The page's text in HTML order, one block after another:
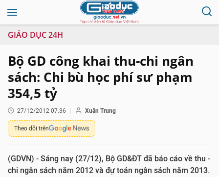
GIÁO DỤC 24H
Bộ GD công khai thu-chi ngân
sách: Chi bù học phí sư phạm
354,5 tỷ
27/12/2012 07:36 Xuân Trung
Theo dõi trên
(GDVN) - Sáng nay (27/12), Bộ GD&ĐT đã báo cáo về thu -
chi ngân sách năm 2012 và đự toán ngân sách năm 2013.